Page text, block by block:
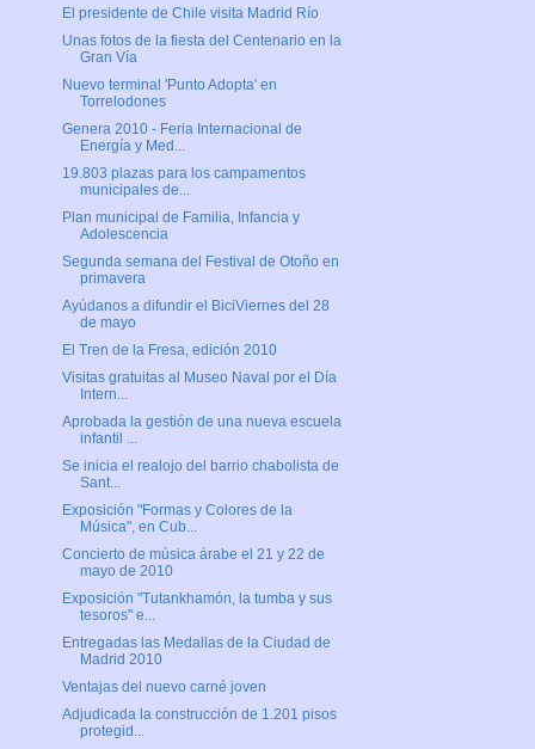
El presidente de Chile visita Madrid Río
Unas fotos de la fiesta del Centenario en la
Gran Vía
Nuevo terminal 'Punto Adopta' en
Torrelodones
Genera 2010 - Feria Internacional de
Energía y Med...
19.803 plazas para los campamentos
municipales de...
Plan municipal de Familia, Infancia y
Adolescencia
Segunda semana del Festival de Otoño en
primavera
Ayúdanos a difundir el BiciViernes del 28
de mayo
El Tren de la Fresa, edición 2010
Visitas gratuitas al Museo Naval por el Día
Intern...
Aprobada la gestión de una nueva escuela
infantil ...
Se inicia el realojo del barrio chabolista de
Sant...
Exposición "Formas y Colores de la
Música", en Cub...
Concierto de música árabe el 21 y 22 de
mayo de 2010
Exposición "Tutankhamón, la tumba y sus
tesoros" e...
Entregadas las Medallas de la Ciudad de
Madrid 2010
Ventajas del nuevo carné joven
Adjudicada la construcción de 1.201 pisos
protegid...